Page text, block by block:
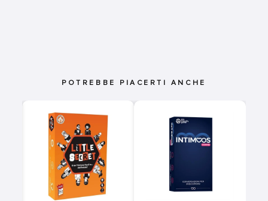
POTREBBE PIACERTI ANCHE